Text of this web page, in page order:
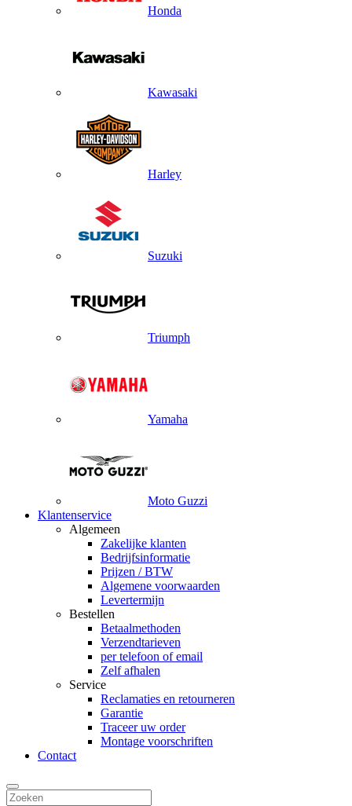
Honda
Kawasaki
Harley
Suzuki
Triumph
Yamaha
Moto Guzzi
Klantenservice
Algemeen
Zakelijke klanten
Bedrijfsinformatie
Prijzen / BTW
Algemene voorwaarden
Levertermijn
Bestellen
Betaalmethoden
Verzendtarieven
per telefoon of email
Zelf afhalen
Service
Reclamaties en retourneren
Garantie
Traceer uw order
Montage voorschriften
Contact